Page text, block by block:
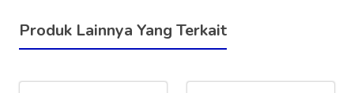
Produk Lainnya Yang Terkait